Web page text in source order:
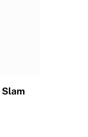
Slam